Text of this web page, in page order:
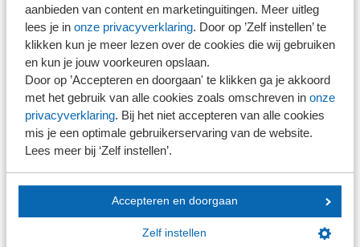
aanbieden van content en marketinguitingen. Meer uitleg
lees je in onze privacyverklaring. Door op ’Zelf instellen’ te
klikken kun je meer lezen over de cookies die wij gebruiken
en kun je jouw voorkeuren opslaan.
Door op ’Accepteren en doorgaan' te klikken ga je akkoord
met het gebruik van alle cookies zoals omschreven in onze
privacyverklaring. Bij het niet accepteren van alle cookies
mis je een optimale gebruikerservaring van de website.
Lees meer bij ‘Zelf instellen’.
Accepteren en doorgaan
Zelf instellen
De veranderingen aan de praktijkopleidingen staan in de
recenttoegevoegde FAQ-sectie op de website van de
NBA.
Contact
Heb je vragen of wil je meer informatie over wat de
veranderingen voor jou betekenen? Bel of mail ons via:
stagebureau@sra.nl